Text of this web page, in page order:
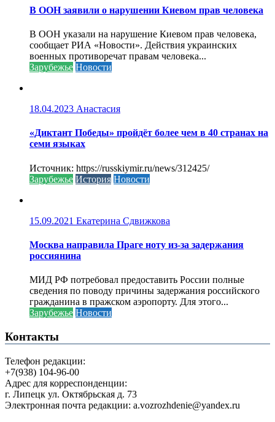
В ООН заявили о нарушении Киевом прав человека
В ООН указали на нарушение Киевом прав человека,
сообщает РИА «Новости». Действия украинских
военных противоречат правам человека...
Зарубежье Новости
18.04.2023 Анастасия
«Диктант Победы» пройдёт более чем в 40 странах на
семи языках
Источник: https://russkiymir.ru/news/312425/
Зарубежье История Новости
15.09.2021 Екатерина Сдвижкова
Москва направила Праге ноту из-за задержания
россиянина
МИД РФ потребовал предоставить России полные
сведения по поводу причины задержания российского
гражданина в пражском аэропорту. Для этого...
Зарубежье Новости
Контакты
Телефон редакции:
+7(938) 104-96-00
Адрес для корреспонденции:
г. Липецк ул. Октябрьская д. 73
Электронная почта редакции: a.vozrozhdenie@yandex.ru